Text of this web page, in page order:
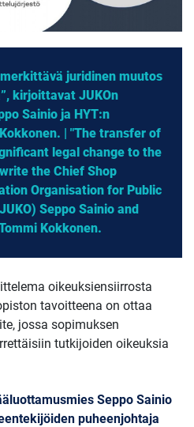
juridinen muutos
kirjoittavat JUKOn
Sainio ja HYT:n
| "The transfer of
legal change to the
the Chief Shop
Organisation for Public
Seppo Sainio and
Kokkonen.
oikeuksiensiirrosta
tavoitteena on ottaa
jossa sopimuksen
tutkijoiden oikeuksia
Seppo Sainio
puheenjohtaja